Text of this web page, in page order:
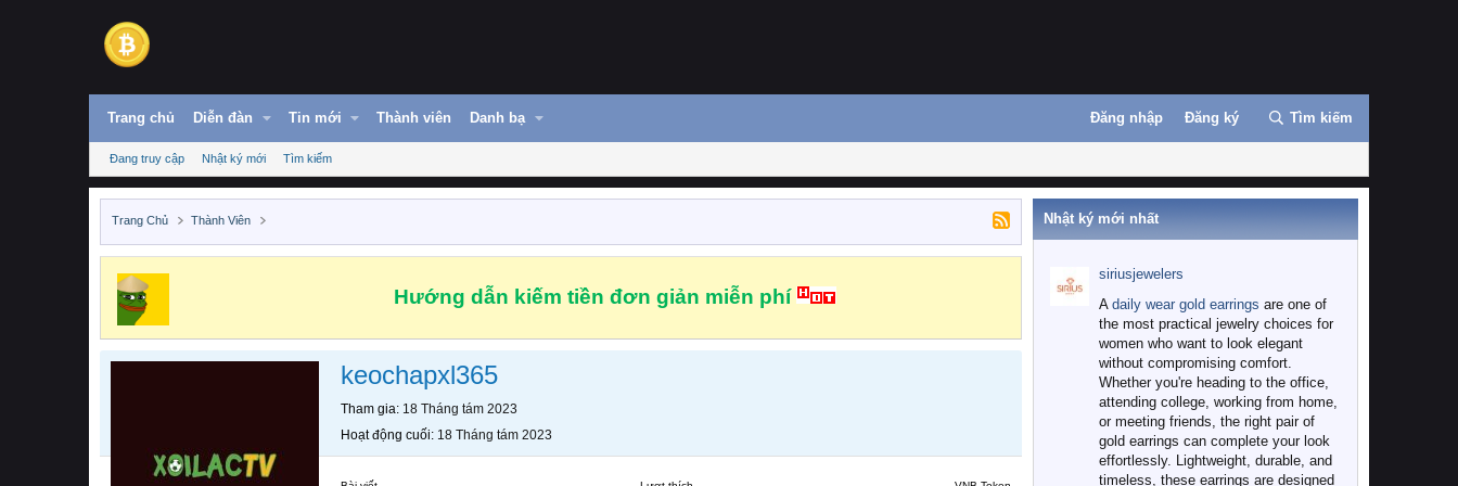
Trang chủ Diễn đàn Tin mới Thành viên Danh bạ Đăng nhập Đăng ký Tìm kiếm
Đang truy cập Nhật ký mới Tìm kiếm
Trang Chủ Thành Viên
Hướng dẫn kiếm tiền đơn giản miễn phí
keochapxl365
Tham gia 18 Tháng tám 2023
Hoạt động cuối 18 Tháng tám 2023
Nhật ký mới nhất
siriusjewelers
A daily wear gold earrings are one of
the most practical jewelry choices for
women who want to look elegant
without compromising comfort.
Whether you're heading to the office,
attending college, working from home,
or meeting friends, the right pair of
gold earrings can complete your look
effortlessly. Lightweight, durable, and
timeless, these earrings are designed